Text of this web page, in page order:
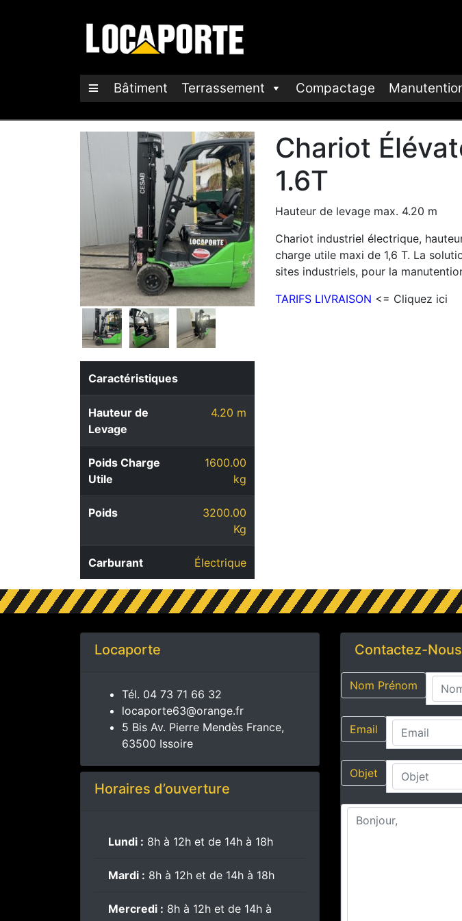
Bâtiment Terrassement Compactage
Caractéristiques
Hauteur de
Levage
4.20 m
Poids Charge
Utile
1600.00
kg
Poids
3200.00
Kg
Carburant Électrique
Chariot
1.6T
Hauteur de levage max. 4.20 m
Chariot industriel électrique,
charge utile maxi de 1,6 T. La
sites industriels, pour la
TARIFS LIVRAISON <= Cliquez ici
Locaporte
Tél. 04 73 71 66 32
locaporte63@orange.fr
5 Bis Av. Pierre Mendès France,
63500 Issoire
Horaires d’ouverture
Lundi : 8h à 12h et de 14h à 18h
Mardi : 8h à 12h et de 14h à 18h
Mercredi : 8h à 12h et de 14h à
Contactez-Nous
Nom Prénom
Email
Objet